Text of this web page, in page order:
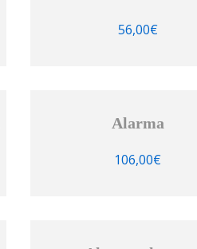
56,00€
Alarma
106,00€